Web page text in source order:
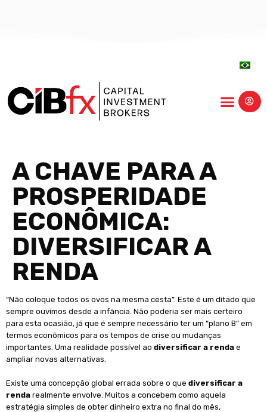
A CHAVE PARA A
PROSPERIDADE
ECONÔMICA:
DIVERSIFICAR A
RENDA
“Não coloque todos os ovos na mesma cesta”. Este é um ditado que
sempre ouvimos desde a infância. Não poderia ser mais certeiro
para esta ocasião, já que é sempre necessário ter um “plano B” em
termos econômicos para os tempos de crise ou mudanças
importantes. Uma realidade possível ao diversificar a renda e
ampliar novas alternativas.
Existe uma concepção global errada sobre o que diversificar a
renda realmente envolve. Muitos a concebem como aquela
estratégia simples de obter dinheiro extra no final do mês,